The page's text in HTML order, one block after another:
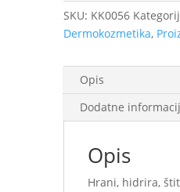
SKU: KK0056
Dermokozmetika,
Opis
Dodatne
Opis
Hrani, hidrira,